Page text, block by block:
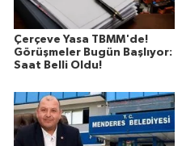
Çerçeve Yasa TBMM'de!
Görüşmeler Bugün Başlıyor:
Saat Belli Oldu!